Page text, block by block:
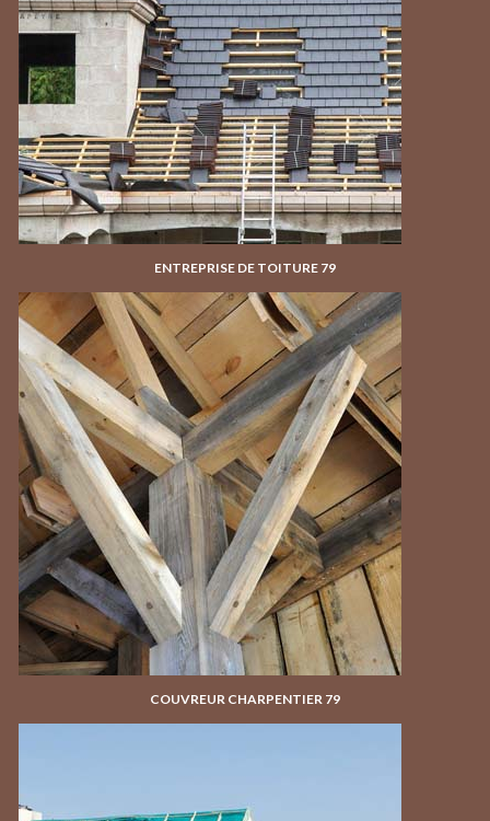
ENTREPRISE DE TOITURE 79
COUVREUR CHARPENTIER 79